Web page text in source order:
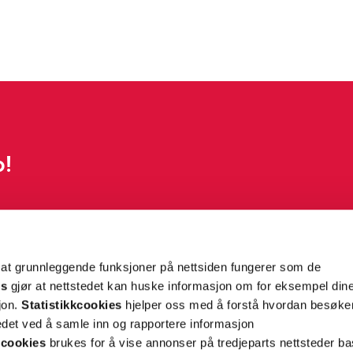
grunnleggende funksjoner på nettsiden fungerer som de
gjør at nettstedet kan huske informasjon om for eksempel
Statistikkcookies hjelper oss med å forstå hvordan
ved å samle inn og rapportere informasjon
brukes for å vise annonser på tredjeparts nettsteder
på “Min profil” eller ved å benytte
salgsbetingelser
Meld meg på